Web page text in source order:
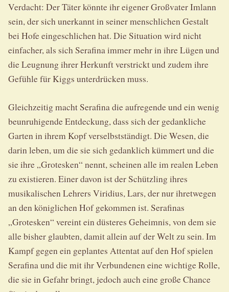
Verdacht: Der Täter könnte ihr eigener Großvater Imlann
sein, der sich unerkannt in seiner menschlichen Gestalt
bei Hofe eingeschlichen hat. Die Situation wird nicht
einfacher, als sich Serafina immer mehr in ihre Lügen und
die Leugnung ihrer Herkunft verstrickt und zudem ihre
Gefühle für Kiggs unterdrücken muss.
Gleichzeitig macht Serafina die aufregende und ein wenig
beunruhigende Entdeckung, dass sich der gedankliche
Garten in ihrem Kopf verselbstständigt. Die Wesen, die
darin leben, um die sie sich gedanklich kümmert und die
sie ihre „Grotesken“ nennt, scheinen alle im realen Leben
zu existieren. Einer davon ist der Schützling ihres
musikalischen Lehrers Viridius, Lars, der nur ihretwegen
an den königlichen Hof gekommen ist. Serafinas
„Grotesken“ vereint ein düsteres Geheimnis, von dem sie
alle bisher glaubten, damit allein auf der Welt zu sein. Im
Kampf gegen ein geplantes Attentat auf den Hof spielen
Serafina und die mit ihr Verbundenen eine wichtige Rolle,
die sie in Gefahr bringt, jedoch auch eine große Chance